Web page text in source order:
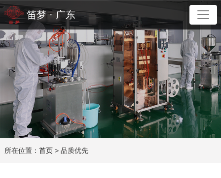
笛梦 · 广东
所在位置： 首页 > 品质优先